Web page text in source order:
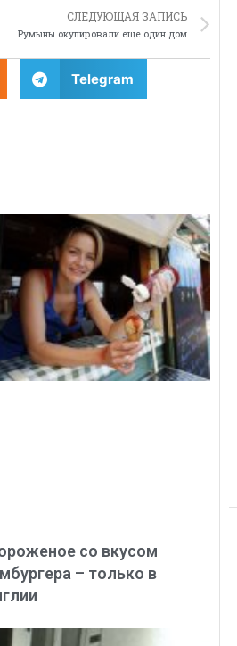
СЛЕДУЮЩАЯ ЗАПИСЬ
Румыны окупировали еще один дом
Telegram
со вкусом
– только в